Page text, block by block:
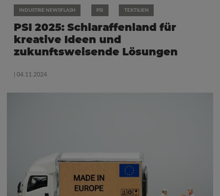
INDUSTRIE NEWSFLASH PSI TEXTILIEN
PSI 2025: Schlaraffenland für
kreative Ideen und
zukunftsweisende Lösungen
| 04.11.2024